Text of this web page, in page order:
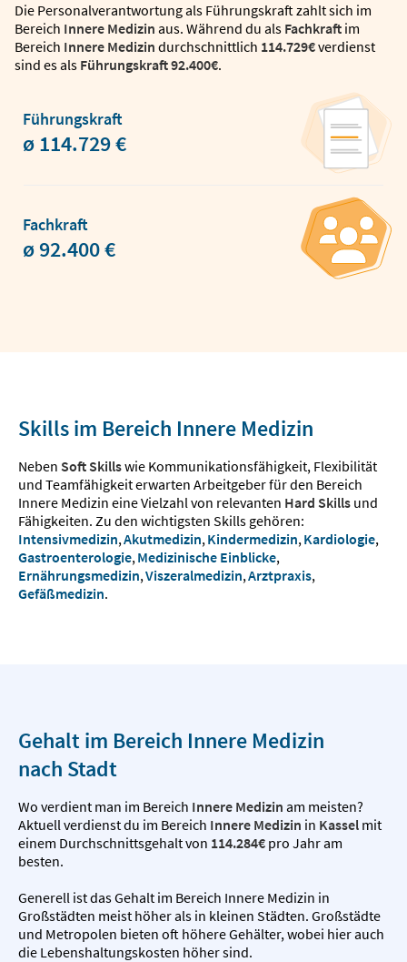
Die Personalverantwortung als Führungskraft zahlt sich im
Bereich Innere Medizin aus. Während du als Fachkraft im
Bereich Innere Medizin durchschnittlich 114.729€verdienst
sind es als Führungskraft92.400€.
Führungskraft
ø 114.729 €
Fachkraft
ø 92.400 €
Skills im Bereich Innere Medizin
Neben Soft Skillswie Kommunikationsfähigkeit, Flexibilität
und Teamfähigkeit erwarten Arbeitgeber für den Bereich
Innere Medizin eine Vielzahl von relevanten Hard Skills und
Fähigkeiten. Zu den wichtigsten Skills gehören:
Intensivmedizin,Akutmedizin, Kindermedizin, Kardiologie,
Gastroenterologie, Medizinische Einblicke,
Ernährungsmedizin,Viszeralmedizin,Arztpraxis,
Gefäßmedizin.
Gehalt im Bereich Innere Medizin
nach Stadt
Wo verdient man im Bereich Innere Medizin am meisten?
Aktuell verdienst du im Bereich Innere Medizin in Kassel mit
einem Durchschnittsgehalt von 114.284€ pro Jahr am
besten.
Generell ist das Gehalt im Bereich Innere Medizin in
Großstädten meist höher als in kleinen Städten. Großstädte
und Metropolen bieten oft höhere Gehälter, wobei hier auch
die Lebenshaltungskosten höher sind.